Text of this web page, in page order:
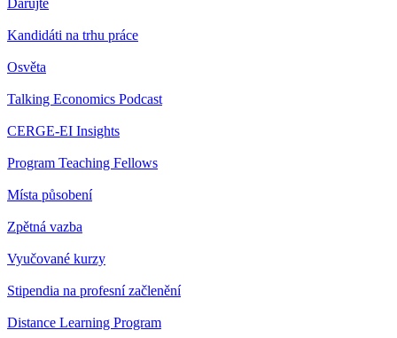
Darujte
Kandidáti na trhu práce
Osvěta
Talking Economics Podcast
CERGE-EI Insights
Program Teaching Fellows
Místa působení
Zpětná vazba
Vyučované kurzy
Stipendia na profesní začlenění
Distance Learning Program